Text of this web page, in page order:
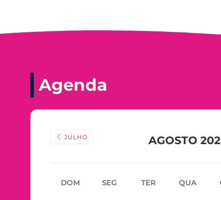
Agenda
JULHO AGOSTO
DOM SEG TER QUA